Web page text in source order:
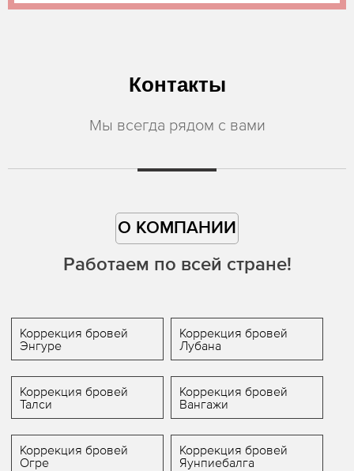
Контакты
Мы всегда рядом с вами
О КОМПАНИИ
Работаем по всей стране!
Коррекция бровей
Энгуре
Коррекция бровей
Лубана
Коррекция бровей
Талси
Коррекция бровей
Вангажи
Коррекция бровей
Огре
Коррекция бровей
Яунпиебалга